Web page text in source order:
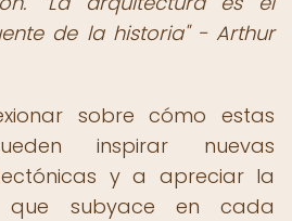
de la historia" - Arthur
sobre cómo estas
inspirar nuevas
y a apreciar la
que subyace en cada